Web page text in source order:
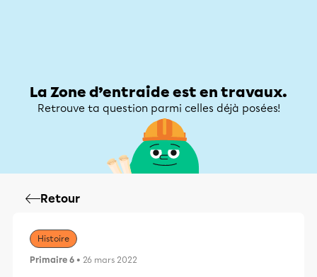
La Zone d’entraide est en travaux.
Retrouve ta question parmi celles déjà posées!
Retour
Histoire
Primaire 6 • 26 mars 2022